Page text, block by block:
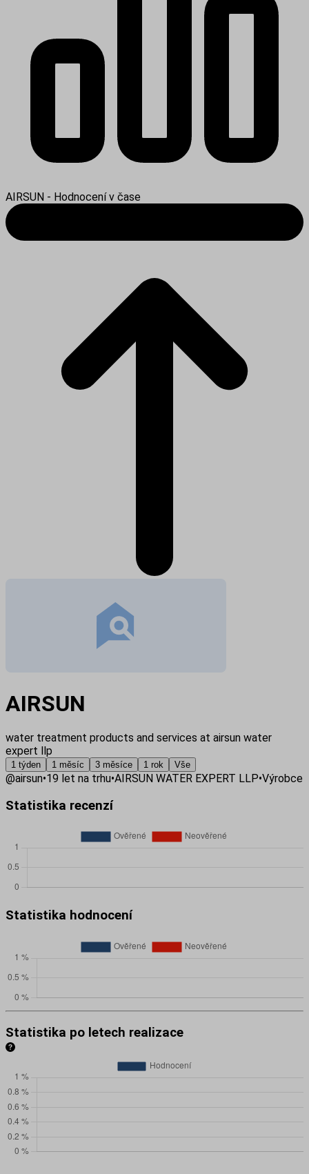
AIRSUN - Hodnocení v čase
AIRSUN
water treatment products and services at airsun water
expert llp
1 týden 1 měsíc 3 měsíce 1 rok Vše
@airsun•19 let na trhu•AIRSUN WATER EXPERT LLP•Výrobce
Statistika recenzí
Statistika hodnocení
Statistika po letech realizace